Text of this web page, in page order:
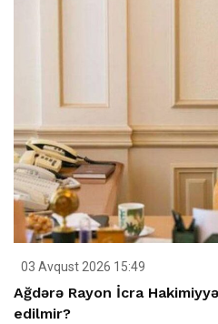
03 Avqust 2026 15:49
Ağdərə Rayon İcra
edilmir?